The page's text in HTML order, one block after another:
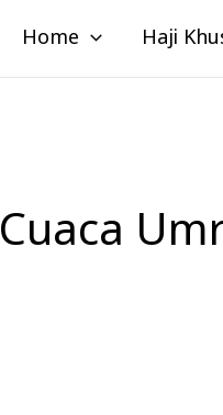
Home Haji
Cuaca